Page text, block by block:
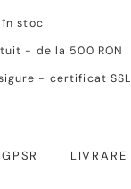
stoc
- de la 500 RON
- certificat SSL
GPSR LIVRARE